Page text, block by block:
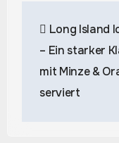
Long Island
– Ein starker
mit Minze &
serviert